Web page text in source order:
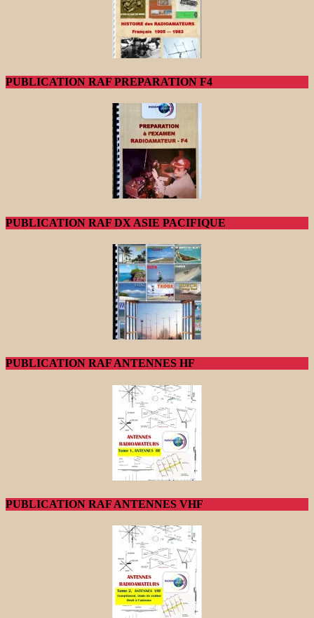
PUBLICATION RAF PREPARATION F4
PUBLICATION RAF DX ASIE PACIFIQUE
PUBLICATION RAF ANTENNES HF
PUBLICATION RAF ANTENNES VHF